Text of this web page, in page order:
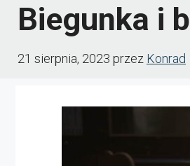
Biegunka i
21 sierpnia, 2023 przez Konrad